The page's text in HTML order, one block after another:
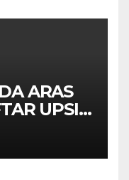
ARAS
UPSI